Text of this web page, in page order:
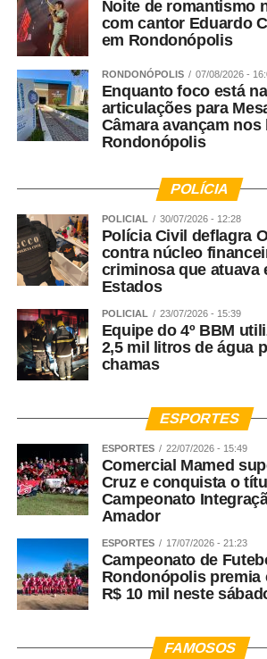
Noite de romantismo
com cantor Eduardo
em Rondonópolis
RONDONÓPOLIS 07/08/2026 -
Enquanto foco está
articulações para
Câmara avançam
Rondonópolis
POLÍCIA
POLICIAL 30/07/2026 - 12:28
Polícia Civil deflagra
contra núcleo
criminosa que atuava
Estados
POLICIAL 23/07/2026 - 15:39
Equipe do 4º BBM
2,5 mil litros de água
chamas
ESPORTES
ESPORTES 22/07/2026 - 15:49
Comercial Mamed
Cruz e conquista o
Campeonato
Amador
ESPORTES 17/07/2026 - 21:23
Campeonato de
Rondonópolis premia
R$ 10 mil neste
FAMOSOS